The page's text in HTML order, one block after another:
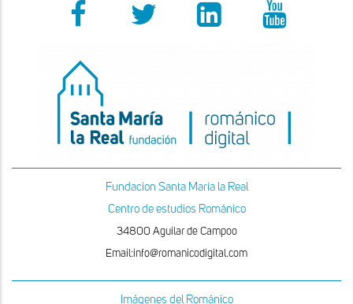
Fundacion Santa Maria la Real
Centro de estudios Románico
34800 Aguilar de Campoo
Email:info@romanicodigital.com
Imágenes del Románico